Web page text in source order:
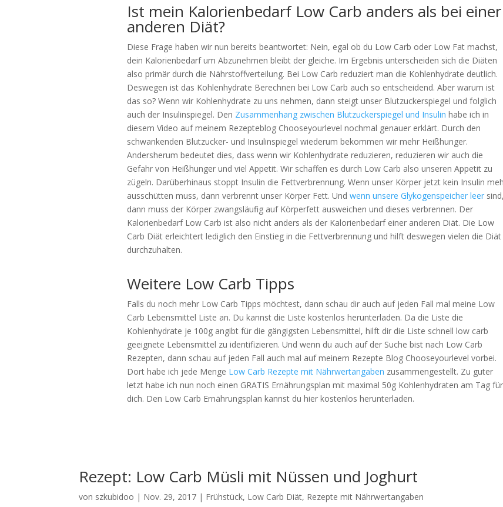
Ist mein Kalorienbedarf Low Carb anders als bei einer
anderen Diät?
Diese Frage haben wir nun bereits beantwortet: Nein, egal ob du Low Carb oder Low Fat machst,
dein Kalorienbedarf um Abzunehmen bleibt der gleiche. Im Ergebnis unterscheiden sich die Diäten
also primär durch die Nährstoffverteilung. Bei Low Carb reduziert man die Kohlenhydrate deutlich.
Deswegen ist das Kohlenhydrate Berechnen bei Low Carb auch so entscheidend. Aber warum ist
das so? Wenn wir Kohlenhydrate zu uns nehmen, dann steigt unser Blutzuckerspiegel und folglich
auch der Insulinspiegel. Den Zusammenhang zwischen Blutzuckerspiegel und Insulin habe ich in
diesem Video auf meinem Rezepteblog Chooseyourlevel nochmal genauer erklärt. Durch den
schwankenden Blutzucker- und Insulinspiegel wiederum bekommen wir mehr Heißhunger.
Andersherum bedeutet dies, dass wenn wir Kohlenhydrate reduzieren, reduzieren wir auch die
Gefahr von Heißhunger und viel Appetit. Wir schaffen es durch Low Carb also unseren Appetit zu
zügeln. Darüberhinaus stoppt Insulin die Fettverbrennung. Wenn unser Körper jetzt kein Insulin
ausschütten muss, dann verbrennt unser Körper Fett. Und wenn unsere Glykogenspeicher leersind,
dann muss der Körper zwangsläufig auf Körperfett ausweichen und dieses verbrennen. Der
Kalorienbedarf Low Carb ist also nicht anders als der Kalorienbedarf einer anderen Diät. Die Low
Carb Diät erleichtert lediglich den Einstieg in die Fettverbrennung und hilft deswegen vielen die Diät
durchzuhalten.
Weitere Low Carb Tipps
Falls du noch mehr Low Carb Tipps möchtest, dann schau dir auch auf jeden Fall mal meine Low
Carb Lebensmittel Liste an. Du kannst die Liste kostenlos herunterladen. Da die Liste die
Kohlenhydrate je 100g angibt für die gängigsten Lebensmittel, hilft dir die Liste schnell low carb
geeignete Lebensmittel zu identifizieren. Und wenn du auch auf der Suche bist nach Low Carb
Rezepten, dann schau auf jeden Fall auch mal auf meinem Rezepte Blog Chooseyourlevel vorbei.
Dort habe ich jede Menge Low Carb Rezepte mit Nährwertangaben zusammengestellt. Zu guter
letzt habe ich nun noch einen GRATIS Ernährungsplan mit maximal 50g Kohlenhydraten am Tag für
dich. Den Low Carb Ernährungsplan kannst du hier kostenlos herunterladen.
Rezept: Low Carb Müsli mit Nüssen und Joghurt
von szkubidoo | Nov. 29, 2017 | Frühstück, Low Carb Diät, Rezepte mit Nährwertangaben